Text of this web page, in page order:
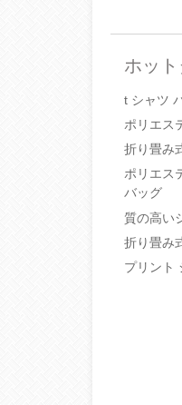
ホッ
t シャツ
ポリエス
折り畳み
ポリエス
バッグ
質の高い
折り畳み
プリント